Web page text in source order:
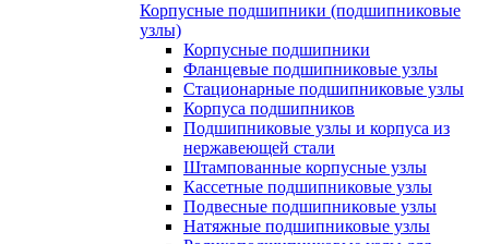
Корпусные подшипники (подшипниковые
узлы)
Корпусные подшипники
Фланцевые подшипниковые узлы
Стационарные подшипниковые узлы
Корпуса подшипников
Подшипниковые узлы и корпуса из
нержавеющей стали
Штампованные корпусные узлы
Кассетные подшипниковые узлы
Подвесные подшипниковые узлы
Натяжные подшипниковые узлы